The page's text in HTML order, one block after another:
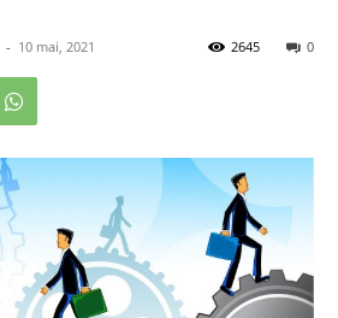
- 10 mai, 2021 0
2645